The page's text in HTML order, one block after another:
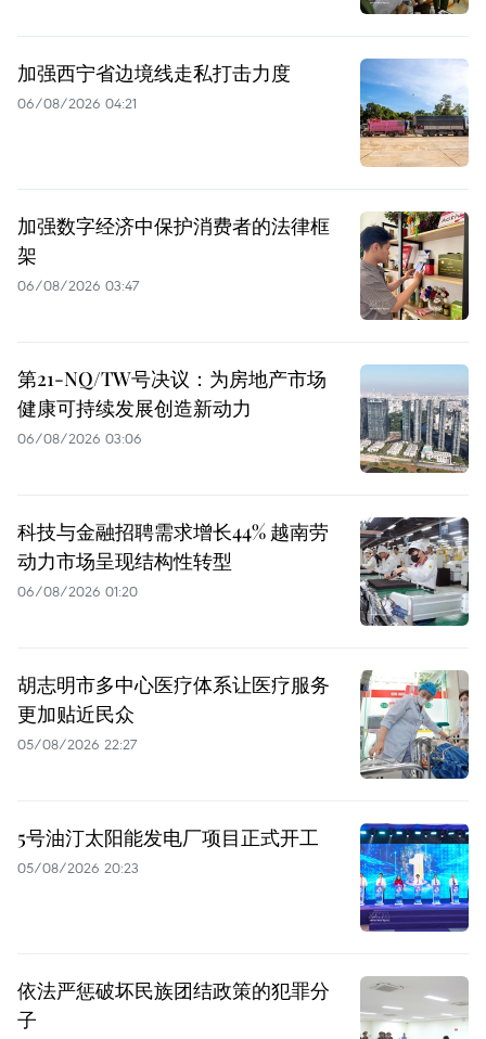
加强西宁省边境线走私打击力度
06/08/2026 04:21
加强数字经济中保护消费者的法律框
架
06/08/2026 03:47
第21-NQ/TW号决议：为房地产市场
健康可持续发展创造新动力
06/08/2026 03:06
科技与金融招聘需求增长44% 越南劳
动力市场呈现结构性转型
06/08/2026 01:20
胡志明市多中心医疗体系让医疗服务
更加贴近民众
05/08/2026 22:27
5号油汀太阳能发电厂项目正式开工
05/08/2026 20:23
依法严惩破坏民族团结政策的犯罪分
子